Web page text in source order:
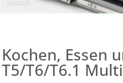
Kochen, Essen
T5/T6/T6.1